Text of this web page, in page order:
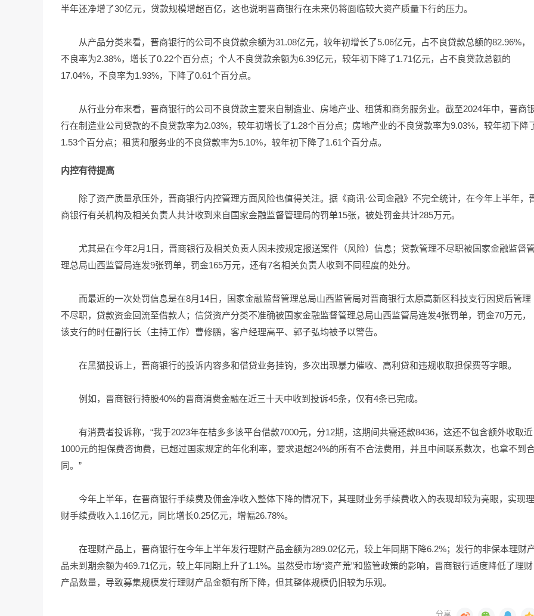
半年还净增了30亿元，贷款规模增超百亿，这也说明晋商银行在未来仍将面临较大资产质量下行的压力。
从产品分类来看，晋商银行的公司不良贷款余额为31.08亿元，较年初增长了5.06亿元，占不良贷款总额的82.96%，
不良率为2.38%，增长了0.22个百分点；个人不良贷款余额为6.39亿元，较年初下降了1.71亿元，占不良贷款总额的
17.04%，不良率为1.93%，下降了0.61个百分点。
从行业分布来看，晋商银行的公司不良贷款主要来自制造业、房地产业、租赁和商务服务业。截至2024年中，晋商
行在制造业公司贷款的不良贷款率为2.03%，较年初增长了1.28个百分点；房地产业的不良贷款率为9.03%，较年初下降
1.53个百分点；租赁和服务业的不良贷款率为5.10%，较年初下降了1.61个百分点。
内控有待提高
除了资产质量承压外，晋商银行内控管理方面风险也值得关注。据《商讯·公司金融》不完全统计，在今年上半年，
商银行有关机构及相关负责人共计收到来自国家金融监督管理局的罚单15张，被处罚金共计285万元。
尤其是在今年2月1日，晋商银行及相关负责人因未按规定报送案件（风险）信息；贷款管理不尽职被国家金融监督
理总局山西监管局连发9张罚单，罚金165万元，还有7名相关负责人收到不同程度的处分。
而最近的一次处罚信息是在8月14日，国家金融监督管理总局山西监管局对晋商银行太原高新区科技支行因贷后管理
不尽职，贷款资金回流至借款人；信贷资产分类不准确被国家金融监督管理总局山西监管局连发4张罚单，罚金70万元，
该支行的时任副行长（主持工作）曹修鹏，客户经理高平、郭子弘均被予以警告。
在黑猫投诉上，晋商银行的投诉内容多和借贷业务挂钩，多次出现暴力催收、高利贷和违规收取担保费等字眼。
例如，晋商银行持股40%的晋商消费金融在近三十天中收到投诉45条，仅有4条已完成。
有消费者投诉称，“我于2023年在桔多多该平台借款7000元，分12期，这期间共需还款8436，这还不包含额外收取近
1000元的担保费咨询费，已超过国家规定的年化利率，要求退超24%的所有不合法费用，并且中间联系数次，也拿不到
同。”
今年上半年，在晋商银行手续费及佣金净收入整体下降的情况下，其理财业务手续费收入的表现却较为亮眼，实现理
财手续费收入1.16亿元，同比增长0.25亿元，增幅26.78%。
在理财产品上，晋商银行在今年上半年发行理财产品金额为289.02亿元，较上年同期下降6.2%；发行的非保本理财
品未到期余额为469.71亿元，较上年同期上升了1.1%。虽然受市场“资产荒”和监管政策的影响，晋商银行适度降低了理财
产品数量，导致募集规模发行理财产品金额有所下降，但其整体规模仍旧较为乐观。